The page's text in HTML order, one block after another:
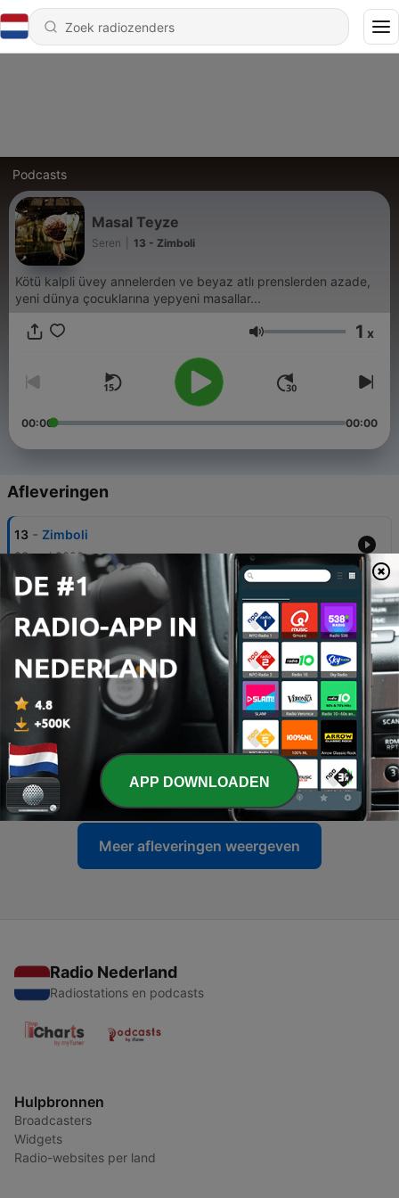
Podcasts
Masal Teyze
Seren 13 - Zimboli
Kötü kalpli üvey annelerden ve beyaz atlı prenslerden azade,
yeni dünya çocuklarına yepyeni masallar...
Volume 1 x
00:00 00:00
Afleveringen
13 - Zimboli
23 mei 2020
12 - İyi Kalpli Veterinerin Rüyası
24 apr. 2020
10 - Vivaldi 4 Mevsim
20 apr. 2020
9 - Okula Dönüş
15 apr. 2020
Meer afleveringen weergeven
Radio Nederland
Radiostations en podcasts
Hulpbronnen
Broadcasters
Widgets
Radio-websites per land
APP DOWNLOADEN